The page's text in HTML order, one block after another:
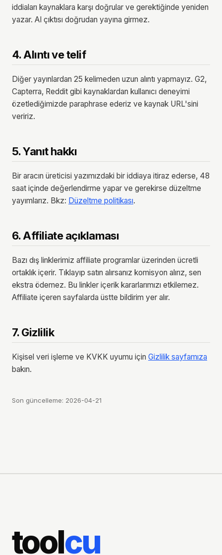
iddiaları kaynaklara karşı doğrular ve gerektiğinde yeniden
yazar. AI çıktısı doğrudan yayına girmez.
4. Alıntı ve telif
Diğer yayınlardan 25 kelimeden uzun alıntı yapmayız. G2,
Capterra, Reddit gibi kaynaklardan kullanıcı deneyimi
özetlediğimizde paraphrase ederiz ve kaynak URL'sini
veririz.
5. Yanıt hakkı
Bir aracın üreticisi yazımızdaki bir iddiaya itiraz ederse, 48
saat içinde değerlendirme yapar ve gerekirse düzeltme
yayımlarız. Bkz: Düzeltme politikası.
6. Affiliate açıklaması
Bazı dış linklerimiz affiliate programlar üzerinden ücretli
ortaklık içerir. Tıklayıp satın alırsanız komisyon alırız, sen
ekstra ödemez. Bu linkler içerik kararlarımızı etkilemez.
Affiliate içeren sayfalarda üstte bildirim yer alır.
7. Gizlilik
Kişisel veri işleme ve KVKK uyumu için Gizlilik sayfamıza
bakın.
Son güncelleme: 2026-04-21
toolcu